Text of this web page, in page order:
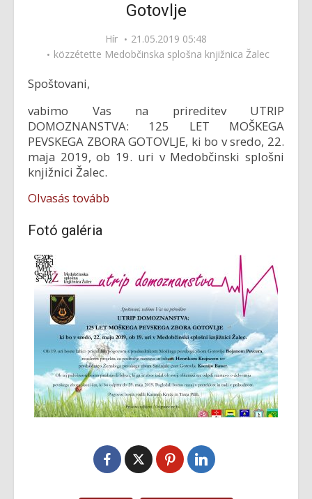
Gotovlje
Hír
21.05.2019 05:48
közzétette Medobčinska splošna knjižnica Žalec
Spoštovani,
vabimo Vas na prireditev UTRIP
DOMOZNANSTVA: 125 LET MOŠKEGA
PEVSKEGA ZBORA GOTOVLJE, ki bo v sredo, 22.
maja 2019, ob 19. uri v Medobčinski splošni
knjižnici Žalec.
Olvasás tovább
Fotó galéria